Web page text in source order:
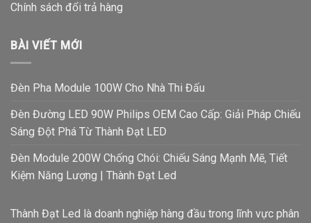
Chính sách đổi trả hàng
BÀI VIẾT MỚI
Đèn Pha Module 100W Cho Nhà Thi Đấu
Đèn Đường LED 90W Philips OEM Cao Cấp: Giải Pháp Chiếu
Sáng Đột Phá Từ Thành Đạt LED
Đèn Module 200W Chống Chói: Chiếu Sáng Mạnh Mẽ, Tiết
Kiệm Năng Lượng | Thành Đạt Led
Thành Đạt Led là doanh nghiệp hàng đầu trong lĩnh vực phân